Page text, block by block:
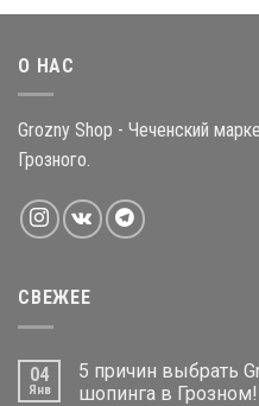
О НАС
Grozny Shop - Чеченский
Грозного.
СВЕЖЕЕ
04
Янв
5 причин выбрать
шопинга в Грозном!